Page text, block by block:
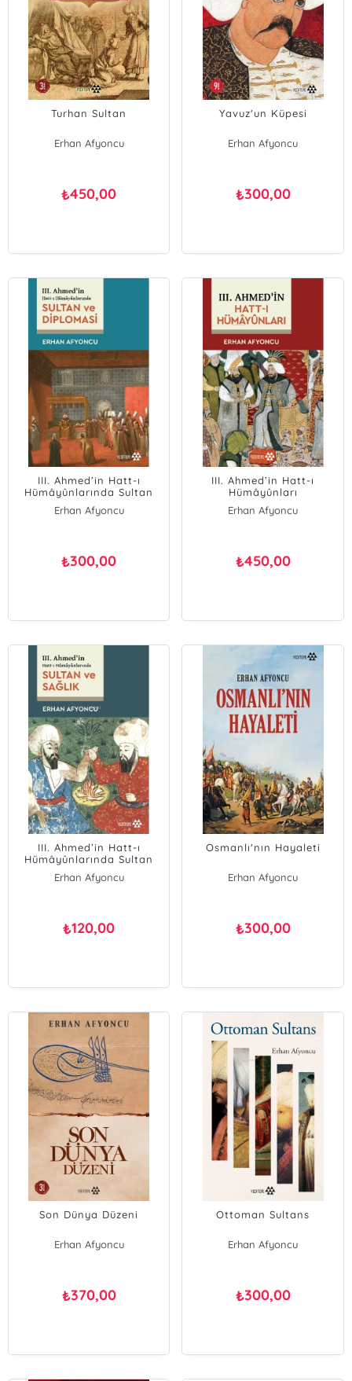
Turhan Sultan
Erhan Afyoncu
₺450,00
Yavuz'un Küpesi
Erhan Afyoncu
₺300,00
III. Ahmed’in Hatt-ı
Hümâyûnlarında Sultan
Ve Diplomasi
Erhan Afyoncu
₺300,00
III. Ahmed’in Hatt-ı
Hümâyûnları
Erhan Afyoncu
₺450,00
III. Ahmed’in Hatt-ı
Hümâyûnlarında Sultan
Ve Sağlık
Erhan Afyoncu
₺120,00
Osmanlı'nın Hayaleti
Erhan Afyoncu
₺300,00
Son Dünya Düzeni
Erhan Afyoncu
₺370,00
Ottoman Sultans
Erhan Afyoncu
₺300,00